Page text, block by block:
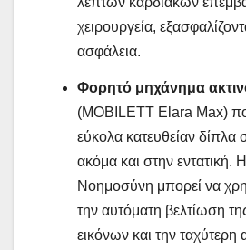
χειρουργεία,
ασφάλεια.
Φορητό μηχάνημα
(MOBILETT Elara Max)
εύκολα κατευθείαν δίπλα
ακόμα και στην εντατική.
Νοημοσύνη μπορεί να
την αυτόματη βελτίωση
εικόνων και την ταχύτερη